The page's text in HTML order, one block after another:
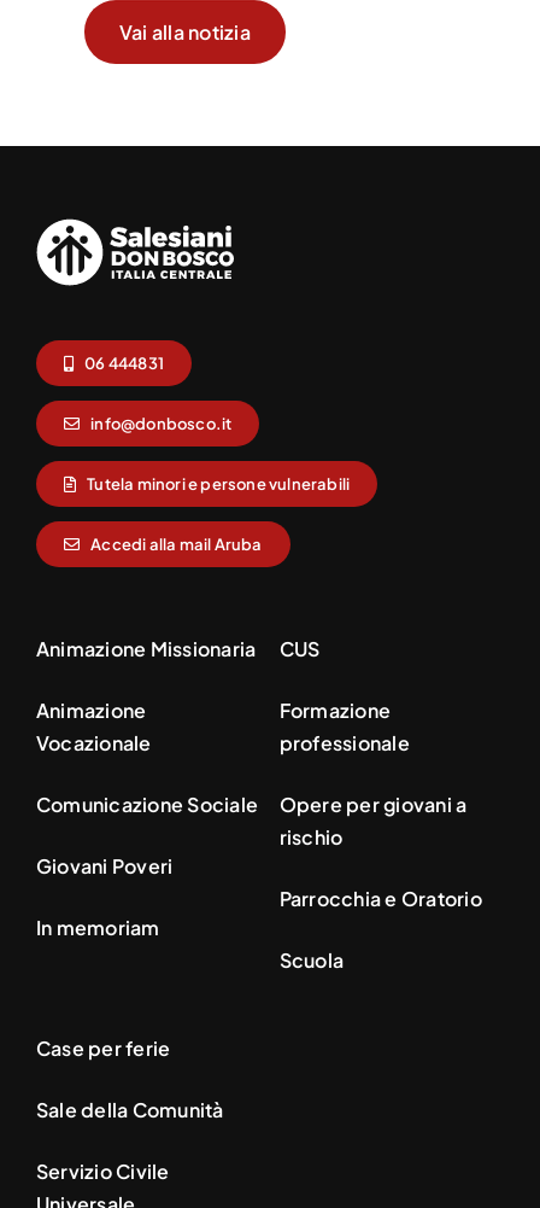
Vai alla notizia
06 444831
info@donbosco.it
Tutela minori e persone vulnerabili
Accedi alla mail Aruba
Animazione Missionaria
Animazione
Vocazionale
Comunicazione Sociale
Giovani Poveri
In memoriam
CUS
Formazione
professionale
Opere per giovani a
rischio
Parrocchia e Oratorio
Scuola
Case per ferie
Sale della Comunità
Servizio Civile